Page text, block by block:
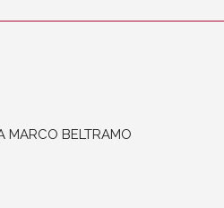
MARCO BELTRAMO